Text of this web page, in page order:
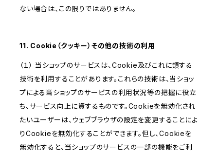
ない場合は、この限りではありません。
11. Cookie（クッキー）その他の技術の利用
（１） 当ショップのサービスは、Cookie及びこれに類する
技術を利用することがあります。これらの技術は、当ショッ
プによる当ショップのサービスの利用状況等の把握に役立
ち、サービス向上に資するものです。Cookieを無効化され
たいユーザーは、ウェブブラウザの設定を変更することによ
りCookieを無効化することができます。但し、Cookieを
無効化すると、当ショップのサービスの一部の機能をご利